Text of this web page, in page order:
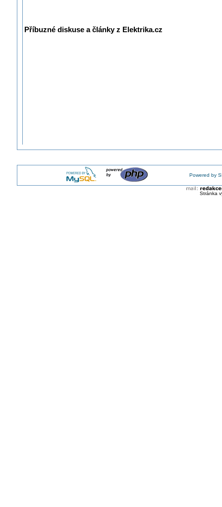
Příbuzné diskuse a články z Elektrika.cz
Powered by
Stránka